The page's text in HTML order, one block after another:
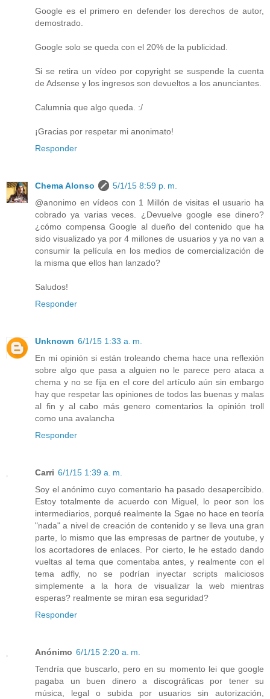
Google es el primero en defender los derechos de autor,
demostrado.
Google solo se queda con el 20% de la publicidad.
Si se retira un vídeo por copyright se suspende la cuenta
de Adsense y los ingresos son devueltos a los anunciantes.
Calumnia que algo queda. :/
¡Gracias por respetar mi anonimato!
Responder
Chema Alonso
5/1/15 8:59 p. m.
@anonimo en vídeos con 1 Millón de visitas el usuario ha
cobrado ya varias veces. ¿Devuelve google ese dinero?
¿cómo compensa Google al dueño del contenido que ha
sido visualizado ya por 4 millones de usuarios y ya no van a
consumir la película en los medios de comercialización de
la misma que ellos han lanzado?
Saludos!
Responder
Unknown 6/1/15 1:33 a. m.
En mi opinión si están troleando chema hace una reflexión
sobre algo que pasa a alguien no le parece pero ataca a
chema y no se fija en el core del artículo aún sin embargo
hay que respetar las opiniones de todos las buenas y malas
al fin y al cabo más genero comentarios la opinión troll
como una avalancha
Responder
Carri 6/1/15 1:39 a. m.
Soy el anónimo cuyo comentario ha pasado desapercibido.
Estoy totalmente de acuerdo con Miguel, lo peor son los
intermediarios, porqué realmente la Sgae no hace en teoría
"nada" a nivel de creación de contenido y se lleva una gran
parte, lo mismo que las empresas de partner de youtube, y
los acortadores de enlaces. Por cierto, le he estado dando
vueltas al tema que comentaba antes, y realmente con el
tema adfly, no se podrían inyectar scripts maliciosos
simplemente a la hora de visualizar la web mientras
esperas? realmente se miran esa seguridad?
Responder
Anónimo 6/1/15 2:20 a. m.
Tendría que buscarlo, pero en su momento lei que google
pagaba un buen dinero a discográficas por tener su
música, legal o subida por usuarios sin autorización,